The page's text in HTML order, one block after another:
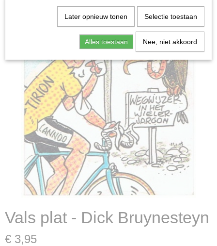
Vals plat - Dick Bruynesteyn
€ 3,95
Later opnieuw tonen Selectie toestaan
Alles toestaan Nee, niet akkoord